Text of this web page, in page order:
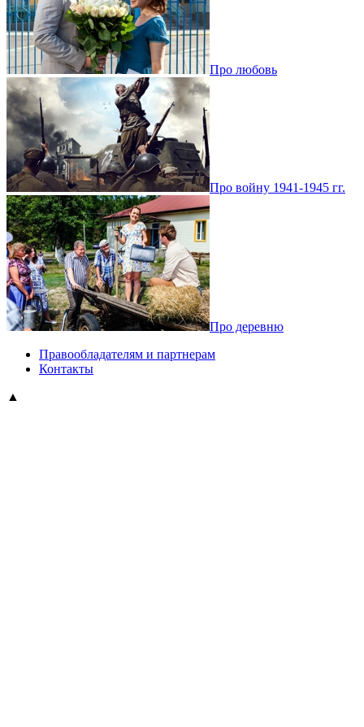
Про любовь
Про войну 1941-1945 гг.
Про деревню
Правообладателям и партнерам
Контакты
▲